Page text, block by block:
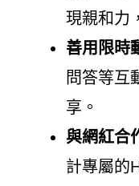
現親和力
善用限時
問答等互
享。
與網紅合
計專屬的